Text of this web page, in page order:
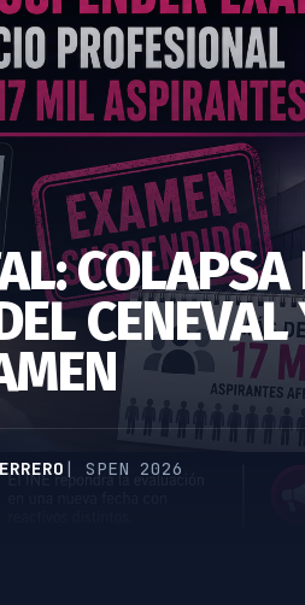
COLAPSA
CENEVAL
| SPEN 2026